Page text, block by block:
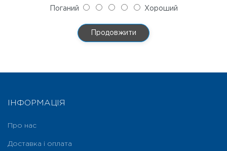
Поганий Хороший
Продовжити
ІНФОРМАЦІЯ
Про нас
Доставка і оплата